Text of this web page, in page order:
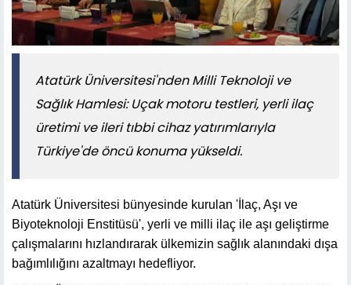
​​​​​​​Atatürk Üniversitesi'nden Milli Teknoloji ve
Sağlık Hamlesi: Uçak motoru testleri, yerli ilaç
üretimi ve ileri tıbbi cihaz yatırımlarıyla
Türkiye'de öncü konuma yükseldi.
Atatürk Üniversitesi bünyesinde kurulan 'İlaç, Aşı ve
Biyoteknoloji Enstitüsü', yerli ve milli ilaç ile aşı geliştirme
çalışmalarını hızlandırarak ülkemizin sağlık alanındaki dışa
bağımlılığını azaltmayı hedefliyor.